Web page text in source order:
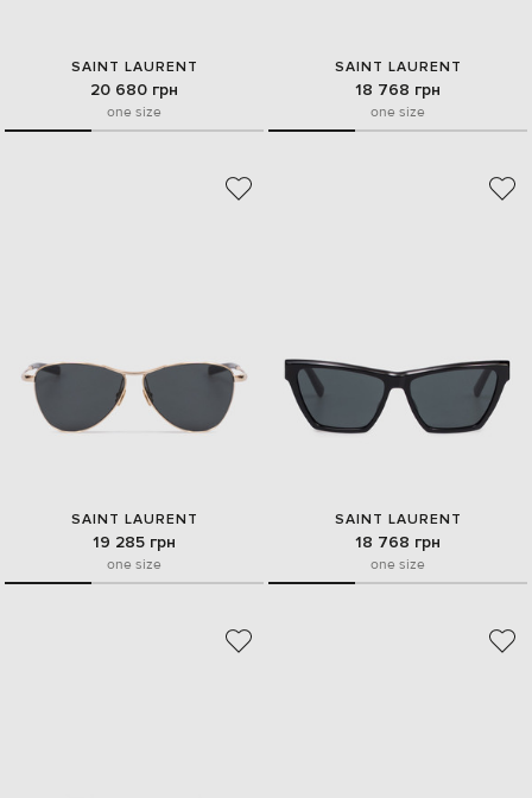
SAINT LAURENT
20 680 грн
one size
SAINT LAURENT
18 768 грн
one size
SAINT LAURENT
19 285 грн
one size
SAINT LAURENT
18 768 грн
one size